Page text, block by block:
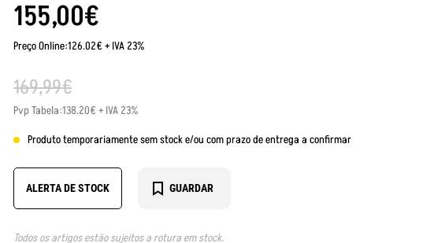
155,00€
Preço Online:126.02€ + IVA 23%
169,99€
Pvp Tabela:138.20€ + IVA 23%
Produto temporariamente sem stock e/ou com prazo de entrega a confirmar
ALERTA DE STOCK GUARDAR
Todos os artigos estão sujeitos a rotura em stock.